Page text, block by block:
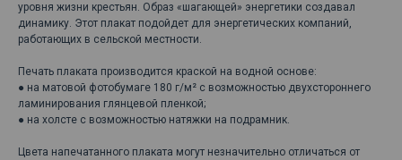
уровня жизни крестьян. Образ «шагающей» энергетики создавал
динамику. Этот плакат подойдет для энергетических компаний,
работающих в сельской местности.
Печать плаката производится краской на водной основе:
● на матовой фотобумаге 180 г/м² с возможностью двухстороннего
ламинирования глянцевой пленкой;
● на холсте с возможностью натяжки на подрамник.
Цвета напечатанного плаката могут незначительно отличаться от